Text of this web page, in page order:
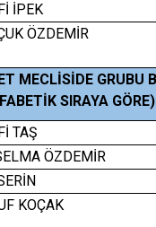
İPEK
ÖZDEMİR
MECLİSİDE GRUBU
SIRAYA GÖRE)
TAŞ
ÖZDEMİR
KOÇAK